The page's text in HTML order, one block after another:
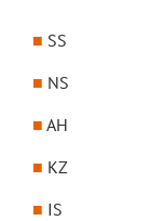
SS
NS
AH
KZ
IS